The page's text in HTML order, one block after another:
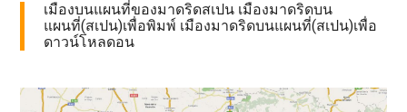
เมืองบนแผนที่ของมาดริดสเปน เมืองมาดริดบน
แผนที่(สเปน)เพื่อพิมพ์ เมืองมาดริดบนแผนที่(สเปน)เพื่อ
ดาวน์โหลดอน